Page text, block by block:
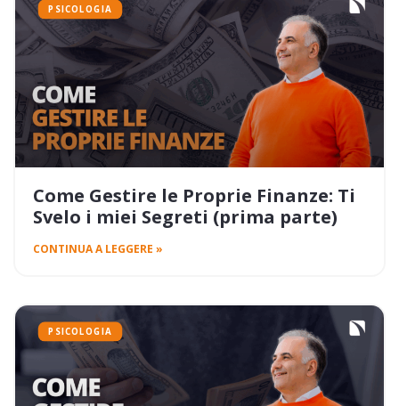
PSICOLOGIA
Come Gestire le Proprie Finanze: Ti
Svelo i miei Segreti (prima parte)
CONTINUA A LEGGERE »
PSICOLOGIA